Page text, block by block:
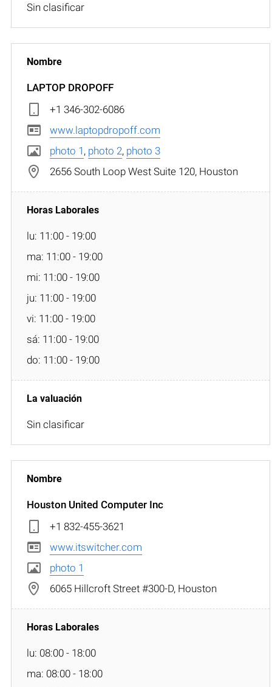
Sin clasificar
LAPTOP DROPOFF
+1 346-302-6086
www.laptopdropoff.com
photo 1 , photo 2, photo 3
2656 South Loop West Suite 120, Houston
lu: 11:00 - 19:00
ma: 11:00 - 19:00
mi: 11:00 - 19:00
ju: 11:00 - 19:00
vi: 11:00 - 19:00
sá: 11:00 - 19:00
do: 11:00 - 19:00
Sin clasificar
Houston United Computer Inc
+1 832-455-3621
www.itswitcher.com
photo 1
6065 Hillcroft Street #300-D, Houston
lu: 08:00 - 18:00
ma: 08:00 - 18:00